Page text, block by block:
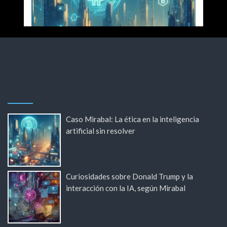
Caso Mirabal: La ética en la inteligencia
artificial sin resolver
Curiosidades sobre Donald Trump y la
interacción con la IA, según Mirabal